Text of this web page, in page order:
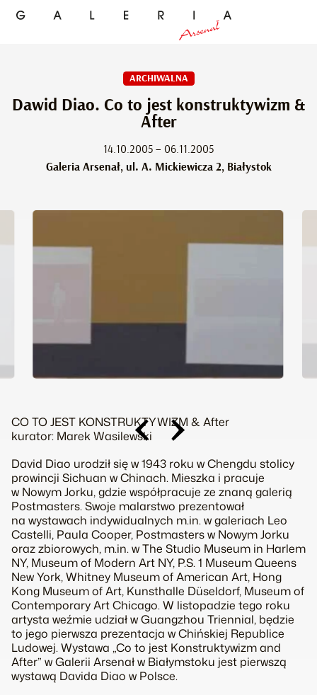
ARCHIWALNA
Dawid Diao. Co to jest konstruktywizm &
After
14.10.2005 – 06.11.2005
Galeria Arsenał, ul. A. Mickiewicza 2, Białystok
CO TO JEST KONSTRUKTYWIZM & After
kurator: Marek Wasilewski
David Diao urodził się w 1943 roku w Chengdu stolicy
prowincji Sichuan w Chinach. Mieszka i pracuje
w Nowym Jorku, gdzie współpracuje ze znaną galerią
Postmasters. Swoje malarstwo prezentował
na wystawach indywidualnych m.in. w galeriach Leo
Castelli, Paula Cooper, Postmasters w Nowym Jorku
oraz zbiorowych, m.in. w The Studio Museum in Harlem
NY, Museum of Modern Art NY, P.S. 1 Museum Queens
New York, Whitney Museum of American Art, Hong
Kong Museum of Art, Kunsthalle Düseldorf, Museum of
Contemporary Art Chicago. W listopadzie tego roku
artysta weźmie udział w Guangzhou Triennial, będzie
to jego pierwsza prezentacja w Chińskiej Republice
Ludowej. Wystawa „Co to jest Konstruktywizm and
After” w Galerii Arsenał w Białymstoku jest pierwszą
wystawą Davida Diao w Polsce.